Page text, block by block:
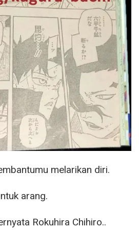
melarikan diri.
arang.
Rokuhira Chihiro..